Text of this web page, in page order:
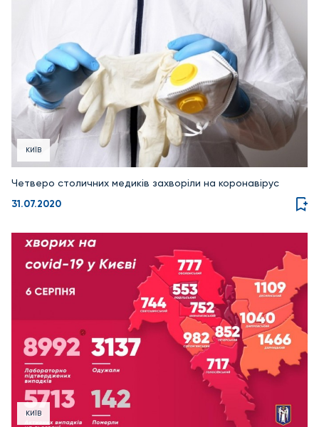
КИЇВ
Четверо столичних медиків захворіли на коронавірус
31.07.2020
КИЇВ